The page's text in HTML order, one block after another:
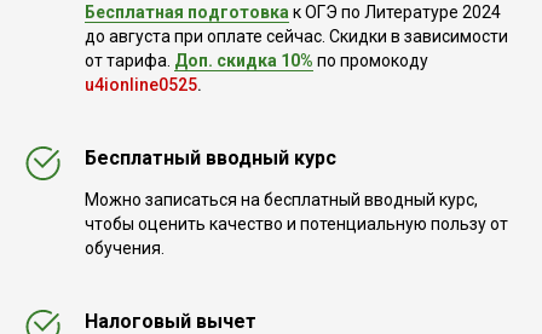
Бесплатная подготовка к ОГЭ по Литературе 2024
до августа при оплате сейчас. Скидки в зависимости
от тарифа. Доп. скидка 10% по промокоду
u4ionline0525.
Бесплатный вводный курс
Можно записаться на бесплатный вводный курс,
чтобы оценить качество и потенциальную пользу от
обучения.
Налоговый вычет